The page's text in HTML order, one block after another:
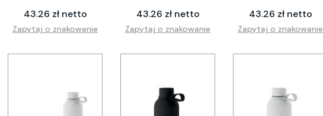
43.26 zł netto
Zapytaj o znakowanie
43.26 zł netto
Zapytaj o znakowanie
43.26 zł netto
Zapytaj o znakowanie